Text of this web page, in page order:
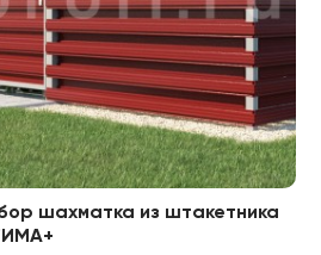
шахматка из штакетника